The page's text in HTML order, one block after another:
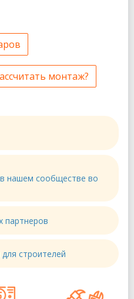
монтаж?
нашем сообществе во
партнеров
строителей